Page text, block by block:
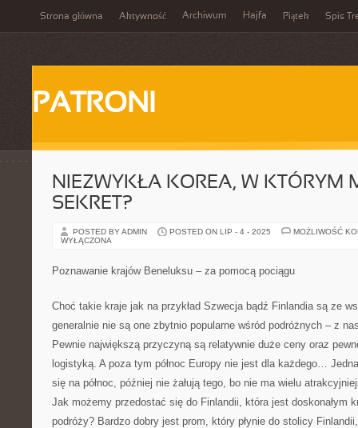
Strona główna Aktywność Archiwum Hajfa Piątek Spis
PATRONI
NIEZWYKŁA KOREA, W KTÓRYM
SEKRET?
POSTED BY ADMIN POSTED ON LIP - 4 - 2025
MOŻLIWOŚĆ
WYŁĄCZONA
Poznawanie krajów Beneluksu – za pomocą pociągu
Choć takie kraje jak na przykład Szwecja bądź Finlandia są ze
generalnie nie są one zbytnio popularne wśród podróżnych – z
Pewnie największą przyczyną są relatywnie duże ceny oraz
logistyką. A poza tym północ Europy nie jest dla każdego…
się na północ, później nie żałują tego, bo nie ma wielu
Jak możemy przedostać się do Finlandii, która jest doskonałym
podróży? Bardzo dobry jest prom, który płynie do stolicy